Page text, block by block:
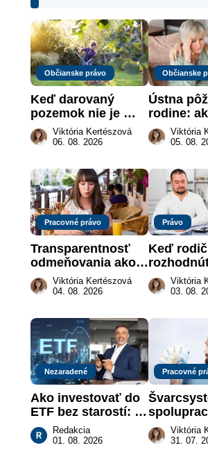
Občianske právo
Keď darovaný
pozemok nie je
„hotová vec“: kedy
môže darca žiadať
Viktória Kertészová
06. 08. 2026
Občianske
Ústna
rodine:
vymôcť
keď na
Viktória
05. 08.
Pracovné právo
Transparentnosť
odmeňovania ako
právna povinnosť:
revolúcia na
práce
Viktória Kertészová
04. 08. 2026
Právo
Keď
vôle
Viktória
03. 08.
Nezaradené
Ako investovať do
ETF bez starostí:
Investičné plány,
ktoré urobia prácu
Redakcia
01. 08. 2026
Pracovné
legálne a
Viktória
31. 07.